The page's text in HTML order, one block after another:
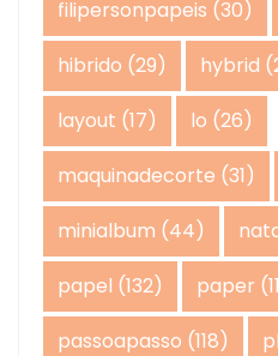
filipersonpapeis (30)
hibrido (29) hybrid
layout (17) lo (26)
maquinadecorte (31)
minialbum (44)
papel (132) paper
passoapasso (118)